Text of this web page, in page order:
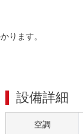
ります。
設備詳細
空調